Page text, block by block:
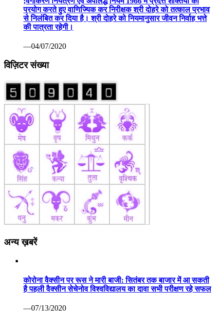
प्रयोग करते हुए वाणिज्यिक कर निरीक्षक श्री दोहरे को तत्काल प्रभाव
से निलंबित कर दिया है। श्री दोहरे को नियमानुसार जीवन निर्वाह भत्ते
की पात्रता रहेगी।
—04/07/2020
विज़िटर संख्या
अन्य ख़बरें
कोरोना वैक्सीन पर रूस ने मारी बाजी: सितंबर तक बाजार में आ सकती
है पहली वैक्सीन सेचेनोव विश्वविद्यालय का दावा सभी परीक्षण रहे सफल
—07/13/2020